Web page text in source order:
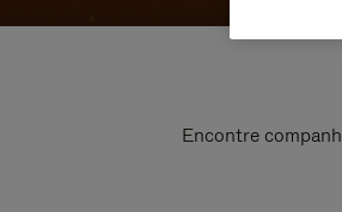
Encontre